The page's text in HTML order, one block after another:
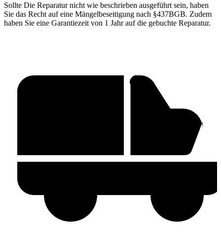
Sollte Die Reparatur nicht wie beschrieben ausgeführt sein, haben
Sie das Recht auf eine Mängelbeseitigung nach §437BGB. Zudem
haben Sie eine Garantiezeit von 1 Jahr auf die gebuchte Reparatur.